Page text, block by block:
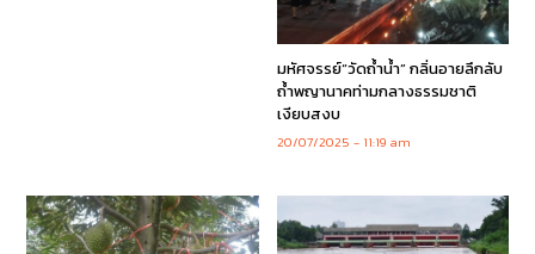
มหัศจรรย์“วัดถ้ำน้ำ” กลิ่นอายลึกลับ
ถ้ำพญานาคท่ามกลางธรรมชาติ
เงียบสงบ
20/07/2025 11:19 am